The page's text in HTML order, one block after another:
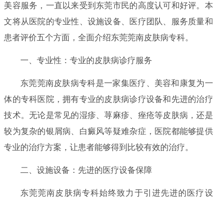
美容服务，一直以来受到东莞市民的高度认可和好评。本
文将从医院的专业性、设施设备、医疗团队、服务质量和
患者评价五个方面，全面介绍东莞莞南皮肤病专科。
一、专业性：专业的皮肤病诊疗服务
东莞莞南皮肤病专科是一家集医疗、美容和康复为一
体的专科医院，拥有专业的皮肤病诊疗设备和先进的治疗
技术。无论是常见的湿疹、荨麻疹、痤疮等皮肤病，还是
较为复杂的银屑病、白癜风等疑难杂症，医院都能够提供
专业的治疗方案，让患者能够得到比较有效的治疗。
二、设施设备：先进的医疗设备保障
东莞莞南皮肤病专科始终致力于引进先进的医疗设